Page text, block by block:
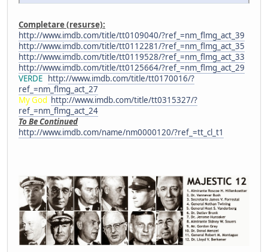
Completare (resurse):
http://www.imdb.com/title/tt0109040/?ref_=nm_flmg_act_39
http://www.imdb.com/title/tt0112281/?ref_=nm_flmg_act_35
http://www.imdb.com/title/tt0119528/?ref_=nm_flmg_act_33
http://www.imdb.com/title/tt0125664/?ref_=nm_flmg_act_29
VERDE http://www.imdb.com/title/tt0170016/?
ref_=nm_flmg_act_27
My God http://www.imdb.com/title/tt0315327/?
ref_=nm_flmg_act_24
To Be Continued
http://www.imdb.com/name/nm0000120/?ref_=tt_cl_t1